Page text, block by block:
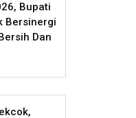
Bupati
Bersinergi
Dan